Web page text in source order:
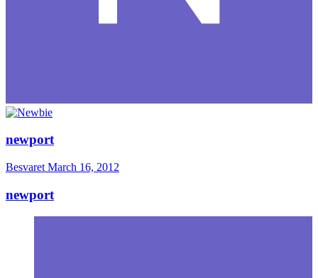
newport
Besvaret March 16, 2012
newport